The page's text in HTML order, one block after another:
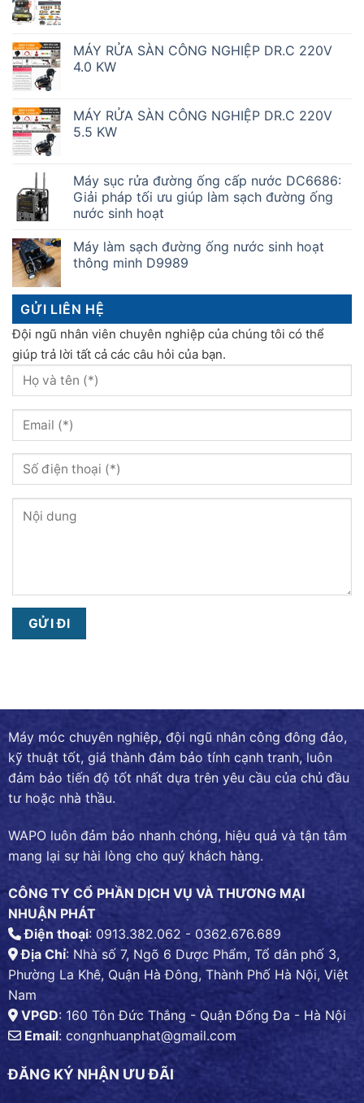
MÁY RỬA SÀN CÔNG NGHIỆP DR.C 220V
4.0 KW
MÁY RỬA SÀN CÔNG NGHIỆP DR.C 220V
5.5 KW
Máy sục rửa đường ống cấp nước DC6686:
Giải pháp tối ưu giúp làm sạch đường ống
nước sinh hoạt
Máy làm sạch đường ống nước sinh hoạt
thông minh D9989
GỬI LIÊN HỆ
Đội ngũ nhân viên chuyên nghiệp của chúng tôi có thể
giúp trả lời tất cả các câu hỏi của bạn.
Máy móc chuyên nghiệp, đội ngũ nhân công đông đảo,
kỹ thuật tốt, giá thành đảm bảo tính cạnh tranh, luôn
đảm bảo tiến độ tốt nhất dựa trên yêu cầu của chủ đầu
tư hoặc nhà thầu.
WAPO luôn đảm bảo nhanh chóng, hiệu quả và tận tâm
mang lại sự hài lòng cho quý khách hàng.
CÔNG TY CỔ PHẦN DỊCH VỤ VÀ THƯƠNG MẠI
NHUẬN PHÁT
Điện thoại: 0913.382.062 - 0362.676.689
Địa Chỉ: Nhà số 7, Ngõ 6 Dược Phẩm, Tổ dân phố 3,
Phường La Khê, Quận Hà Đông, Thành Phố Hà Nội, Việt
Nam
VPGD: 160 Tôn Đức Thắng - Quận Đống Đa - Hà Nội
Email: congnhuanphat@gmail.com
ĐĂNG KÝ NHẬN ƯU ĐÃI